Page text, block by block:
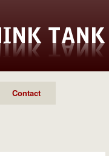
Contact